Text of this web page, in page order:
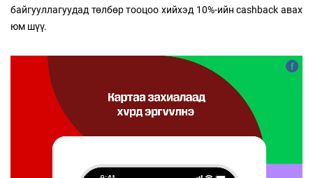
байгууллагуудад төлбөр тооцоо хийхэд 10%-ийн cashback авах
юм шүү.